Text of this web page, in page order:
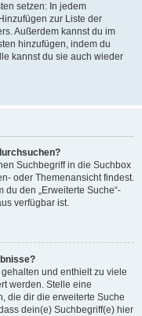
setzen: In jedem
zur Liste der
Außerdem kannst du im
hinzufügen, indem du
kannst du sie auch wieder
Suchbegriff in die Suchbox
oder Themenansicht findest.
den „Erweiterte Suche“-
verfügbar ist.
und enthielt zu viele
werden. Stelle eine
die dir die erweiterte Suche
dein(e) Suchbegriff(e) hier